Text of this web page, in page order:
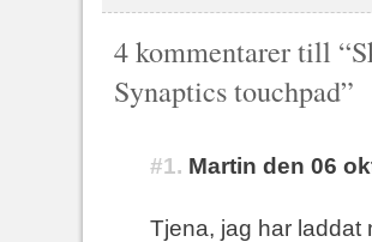
4 kommentarer till
Synaptics touchpad”
#1. Martin den 06
Tjena, jag har laddat